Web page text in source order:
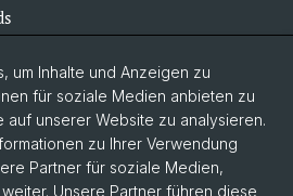
um Inhalte und Anzeigen zu
für soziale Medien anbieten zu
unserer Website zu analysieren.
zu Ihrer Verwendung
Partner für soziale Medien,
Unsere Partner führen diese